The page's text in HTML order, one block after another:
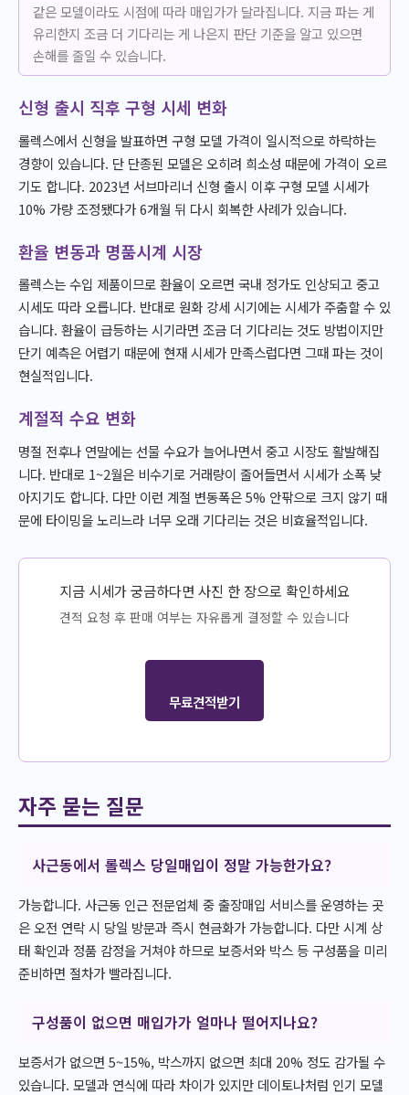
같은 모델이라도 시점에 따라 매입가가 달라집니다. 지금 파는 게
유리한지 조금 더 기다리는 게 나은지 판단 기준을 알고 있으면
손해를 줄일 수 있습니다.
신형 출시 직후 구형 시세 변화
롤렉스에서 신형을 발표하면 구형 모델 가격이 일시적으로 하락하는
경향이 있습니다. 단 단종된 모델은 오히려 희소성 때문에 가격이 오르
기도 합니다. 2023년 서브마리너 신형 출시 이후 구형 모델 시세가
10% 가량 조정됐다가 6개월 뒤 다시 회복한 사례가 있습니다.
환율 변동과 명품시계 시장
롤렉스는 수입 제품이므로 환율이 오르면 국내 정가도 인상되고 중고
시세도 따라 오릅니다. 반대로 원화 강세 시기에는 시세가 주춤할 수 있
습니다. 환율이 급등하는 시기라면 조금 더 기다리는 것도 방법이지만
단기 예측은 어렵기 때문에 현재 시세가 만족스럽다면 그때 파는 것이
현실적입니다.
계절적 수요 변화
명절 전후나 연말에는 선물 수요가 늘어나면서 중고 시장도 활발해집
니다. 반대로 1~2월은 비수기로 거래량이 줄어들면서 시세가 소폭 낮
아지기도 합니다. 다만 이런 계절 변동폭은 5% 안팎으로 크지 않기 때
문에 타이밍을 노리느라 너무 오래 기다리는 것은 비효율적입니다.
지금 시세가 궁금하다면 사진 한 장으로 확인하세요
견적 요청 후 판매 여부는 자유롭게 결정할 수 있습니다
무료견적받기
자주 묻는 질문
사근동에서 롤렉스 당일매입이 정말 가능한가요?
가능합니다. 사근동 인근 전문업체 중 출장매입 서비스를 운영하는 곳
은 오전 연락 시 당일 방문과 즉시 현금화가 가능합니다. 다만 시계 상
태 확인과 정품 감정을 거쳐야 하므로 보증서와 박스 등 구성품을 미리
준비하면 절차가 빨라집니다.
구성품이 없으면 매입가가 얼마나 떨어지나요?
보증서가 없으면 5~15%, 박스까지 없으면 최대 20% 정도 감가될 수
있습니다. 모델과 연식에 따라 차이가 있지만 데이토나처럼 인기 모델